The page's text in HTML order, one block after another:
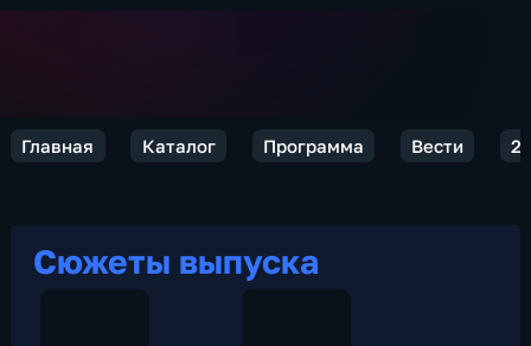
Главная Каталог Программа Вести
Сюжеты выпуска